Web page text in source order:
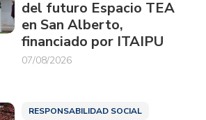
del futuro Espacio TEA
en San Alberto,
financiado por ITAIPU
07/08/2026
RESPONSABILIDAD SOCIAL